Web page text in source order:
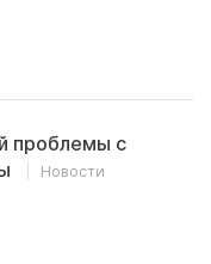
проблемы с
Новости